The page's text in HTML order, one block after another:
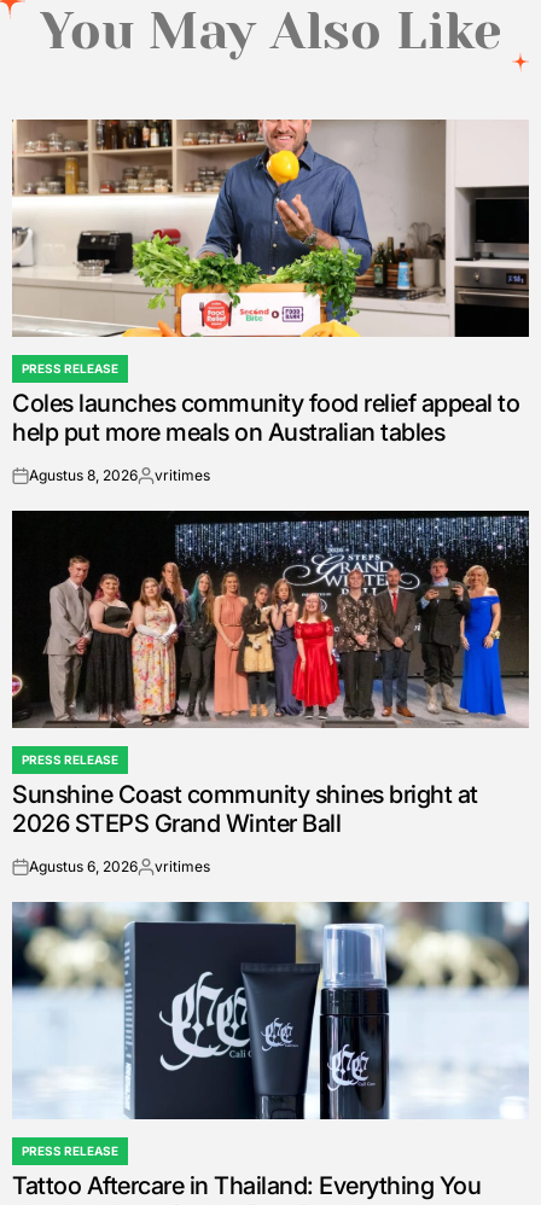
You May Also Like
POSTED
IN
PRESS RELEASE
Coles launches community food relief appeal to
help put more meals on Australian tables
onAgustus 8, 2026Posted
vritimes
POSTED
IN
PRESS RELEASE
Sunshine Coast community shines bright at
2026 STEPS Grand Winter Ball
onAgustus 6, 2026Posted
vritimes
POSTED
IN
PRESS RELEASE
Tattoo Aftercare in Thailand: Everything You